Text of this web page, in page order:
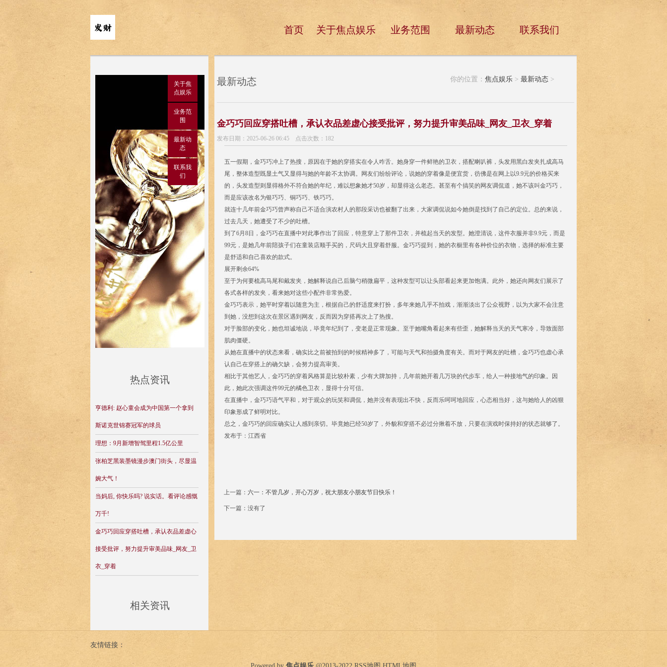
首页 关于焦点娱乐 业务范围 最新动态 联系我们
热点资讯
亨德利: 赵心童会成为中国第一个拿到
斯诺克世锦赛冠军的球员
理想：9月新增智驾里程1.5亿公里
张柏芝黑装墨镜漫步澳门街头，尽显温
婉大气！
当妈后, 你快乐吗? 说实话。看评论感慨
万千!
金巧巧回应穿搭吐槽，承认衣品差虚心
接受批评，努力提升审美品味_网友_卫
衣_穿着
相关资讯
最新动态 你的位置： 焦点娱乐 > 最新动态 >
关于焦
点娱乐
业务范
围
最新动
态
联系我
们
金巧巧回应穿搭吐槽，承认衣品差虚心接受批评，努力提升审美品味_网友_卫衣_穿着
发布日期：2025-06-26 06:45 点击次数：182
五一假期，金巧巧冲上了热搜，原因在于她的穿搭实在令人咋舌。她身穿一件鲜艳的卫衣，搭配喇叭裤，头发用黑白发夹扎成高马
尾，整体造型既显土气又显得与她的年龄不太协调。网友们纷纷评论，说她的穿着像是便宜货，彷佛是在网上以9.9元的价格买来
的，头发造型则显得格外不符合她的年纪，难以想象她才50岁，却显得这么老态。甚至有个搞笑的网友调侃道，她不该叫金巧巧，
而是应该改名为银巧巧、铜巧巧、铁巧巧。
就连十几年前金巧巧曾声称自己不适合演农村人的那段采访也被翻了出来，大家调侃说如今她倒是找到了自己的定位。总的来说，
过去几天，她遭受了不少的吐槽。
到了6月8日，金巧巧在直播中对此事作出了回应，特意穿上了那件卫衣，并梳起当天的发型。她澄清说，这件衣服并非9.9元，而是
99元，是她几年前陪孩子们在童装店顺手买的，尺码大且穿着舒服。金巧巧提到，她的衣橱里有各种价位的衣物，选择的标准主要
是舒适和自己喜欢的款式。
展开剩余64%
至于为何要梳高马尾和戴发夹，她解释说自己后脑勺稍微扁平，这种发型可以让头部看起来更加饱满。此外，她还向网友们展示了
各式各样的发夹，看来她对这些小配件非常热爱。
金巧巧表示，她平时穿着以随意为主，根据自己的舒适度来打扮，多年来她几乎不拍戏，渐渐淡出了公众视野，以为大家不会注意
到她，没想到这次在景区遇到网友，反而因为穿搭再次上了热搜。
对于脸部的变化，她也坦诚地说，毕竟年纪到了，变老是正常现象。至于她嘴角看起来有些歪，她解释当天的天气寒冷，导致面部
肌肉僵硬。
从她在直播中的状态来看，确实比之前被拍到的时候精神多了，可能与天气和拍摄角度有关。而对于网友的吐槽，金巧巧也虚心承
认自己在穿搭上的确欠缺，会努力提高审美。
相比于其他艺人，金巧巧的穿着风格算是比较朴素，少有大牌加持，几年前她开着几万块的代步车，给人一种接地气的印象。因
此，她此次强调这件99元的橘色卫衣，显得十分可信。
在直播中，金巧巧语气平和，对于观众的玩笑和调侃，她并没有表现出不快，反而乐呵呵地回应，心态相当好，这与她给人的凶狠
印象形成了鲜明对比。
总之，金巧巧的回应确实让人感到亲切。毕竟她已经50岁了，外貌和穿搭不必过分揪着不放，只要在演戏时保持好的状态就够了。
发布于：江西省
上一篇：六一：不管几岁，开心万岁，祝大朋友小朋友节日快乐！
下一篇：没有了
友情链接：